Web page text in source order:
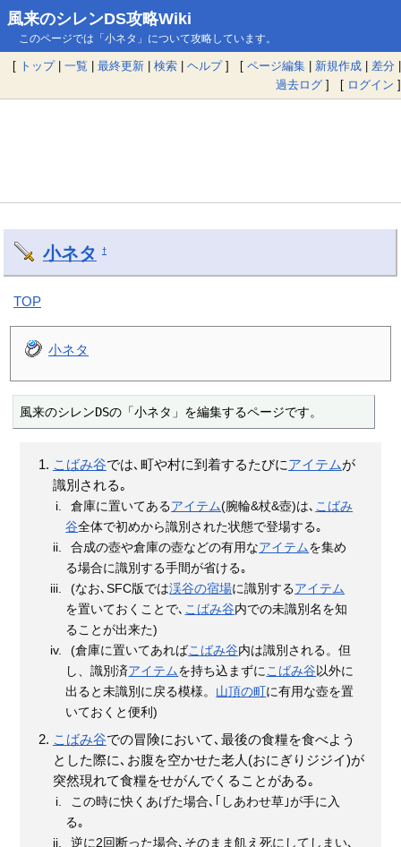
風来のシレンDS攻略Wiki
このページでは「小ネタ」について攻略しています。
[ トップ| 一覧 | 最終更新 | 検索 | ヘルプ] [ ページ編集 | 新規作成 | 差分 |
過去ログ ] [ ログイン ]
小ネタ †
TOP
小ネタ
風来のシレンDSの「小ネタ」を編集するページです。
こばみ谷では､町や村に到着するたびにアイテムが
識別される｡
倉庫に置いてあるアイテム(腕輪&杖&壺)は､ こばみ
谷全体で初めから識別された状態で登場する｡
合成の壺や倉庫の壺などの有用なアイテムを集め
る場合に識別する手間が省ける｡
(なお､SFC版では渓谷の宿場に識別するアイテム
を置いておくことで､ こばみ谷内での未識別名を知
ることが出来た)
(倉庫に置いてあればこばみ谷内は識別される。但
し、識別済アイテムを持ち込まずにこばみ谷以外に
出ると未識別に戻る模様。 山頂の町に有用な壺を置
いておくと便利)
こばみ谷での冒険において､最後の食糧を食べよう
とした際に､お腹を空かせた老人(おにぎりジジイ)が
突然現れて食糧をせがんでくることがある｡
この時に快くあげた場合､｢しあわせ草｣が手に入
る｡
逆に2回断った場合､そのまま飢え死にしてしまい､